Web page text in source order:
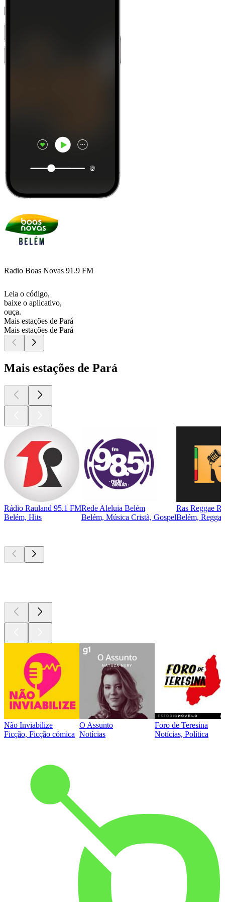
Radio Boas Novas 91.9 FM
Leia o código,
baixe o aplicativo,
ouça.
Mais estações de Pará
Mais estações de Pará
Mais estações de Pará
Rádio Rauland 95.1 FM
Belém, Hits
Rede Aleluia Belém
Belém, Música Cristã, Gospel
Ras Reggae
Belém, Reggae
Não Inviabilize
Ficção, Ficção cómica
O Assunto
Notícias
Foro de Teresina
Notícias, Política